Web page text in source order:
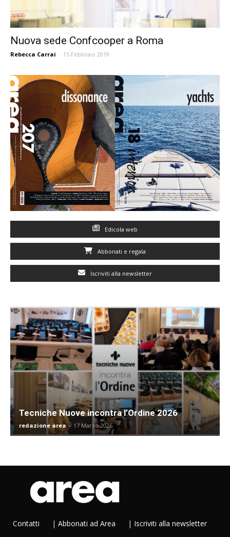
Nuova sede Confcooper a Roma
Rebecca Carrai - 15 Febbraio 2019
Edicola web
Abbonati e regala
Iscriviti alla newsletter
Tecniche Nuove incontra l’Ordine 2026
redazione area - 17 Marzo 2026
Contatti | Abbonati ad Area | Iscriviti alla newsletter